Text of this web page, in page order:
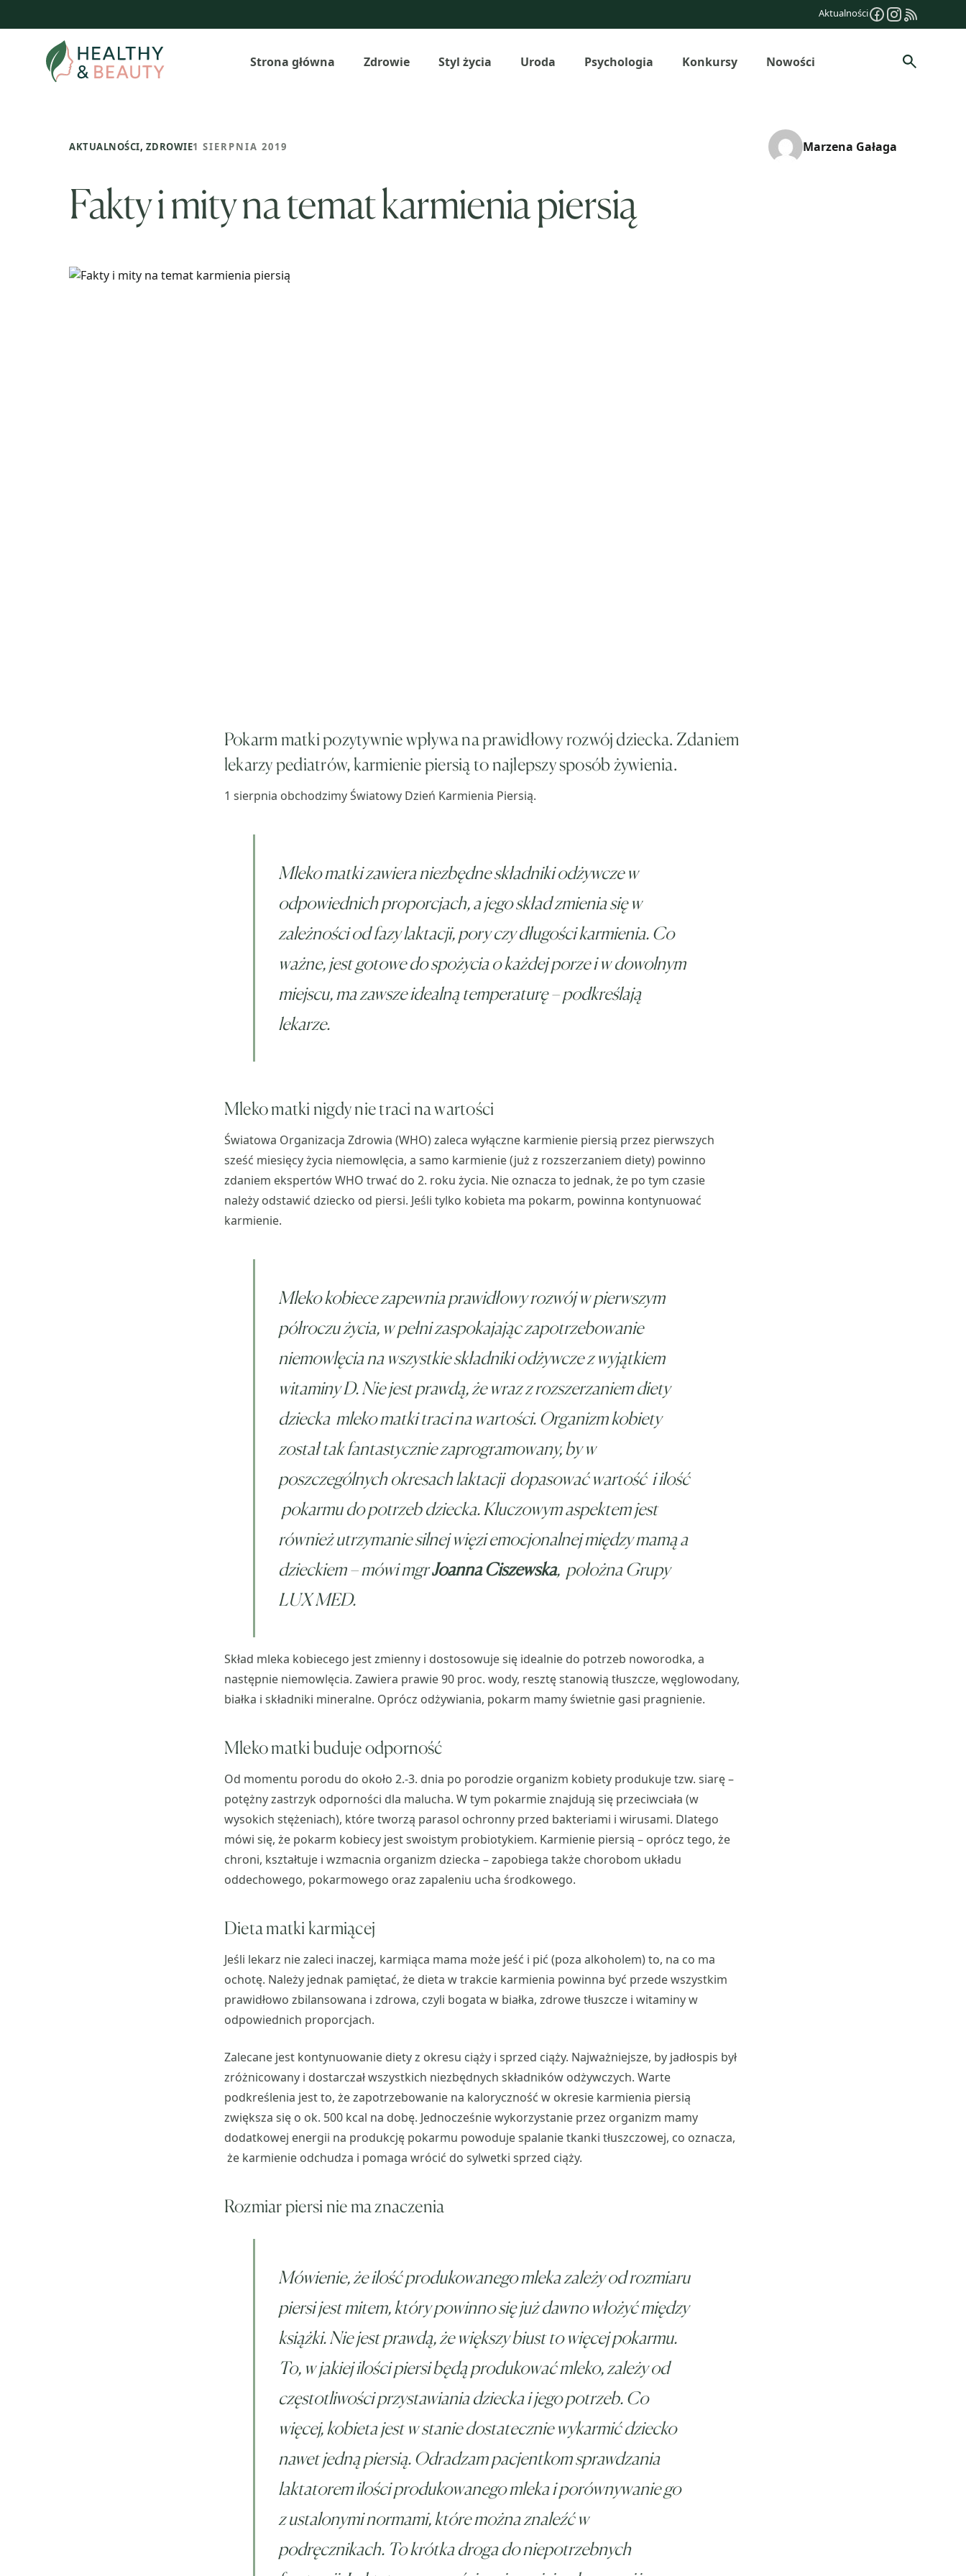
do
Aktualności
Strona główna Zdrowie Styl życia Uroda Psychologia Konkursy Nowości Szukaj
AKTUALNOŚCI, ZDROWIE1 SIERPNIA 2019 Marzena Gałaga
Fakty i mity na temat karmienia piersią
Pokarm matki pozytywnie wpływa na prawidłowy rozwój dziecka. Zdaniem
lekarzy pediatrów, karmienie piersią to najlepszy sposób żywienia.
1 sierpnia obchodzimy Światowy Dzień Karmienia Piersią.
Mleko matki zawiera niezbędne składniki odżywcze w
odpowiednich proporcjach, a jego skład zmienia się w
zależności od fazy laktacji, pory czy długości karmienia. Co
ważne, jest gotowe do spożycia o każdej porze i w dowolnym
miejscu, ma zawsze idealną temperaturę – podkreślają
lekarze.
Mleko matki nigdy nie traci na wartości
Światowa Organizacja Zdrowia (WHO) zaleca wyłączne karmienie piersią przez pierwszych
sześć miesięcy życia niemowlęcia, a samo karmienie (już z rozszerzaniem diety) powinno
zdaniem ekspertów WHO trwać do 2. roku życia. Nie oznacza to jednak, że po tym czasie
należy odstawić dziecko od piersi. Jeśli tylko kobieta ma pokarm, powinna kontynuować
karmienie.
Mleko kobiece zapewnia prawidłowy rozwój w pierwszym
półroczu życia, w pełni zaspokajając zapotrzebowanie
niemowlęcia na wszystkie składniki odżywcze z wyjątkiem
witaminy D. Nie jest prawdą, że wraz z rozszerzaniem diety
dziecka mleko matki traci na wartości. Organizm kobiety
został tak fantastycznie zaprogramowany, by w
poszczególnych okresach laktacji dopasować wartość i ilość
pokarmu do potrzeb dziecka. Kluczowym aspektem jest
również utrzymanie silnej więzi emocjonalnej między mamą a
dzieckiem – mówi mgrJoanna Ciszewska, położna Grupy
LUX MED.
Skład mleka kobiecego jest zmienny i dostosowuje się idealnie do potrzeb noworodka, a
następnie niemowlęcia. Zawiera prawie 90 proc. wody, resztę stanowią tłuszcze, węglowodany,
białka i składniki mineralne. Oprócz odżywiania, pokarm mamy świetnie gasi pragnienie.
Mleko matki buduje odporność
Od momentu porodu do około 2.-3. dnia po porodzie organizm kobiety produkuje tzw. siarę –
potężny zastrzyk odporności dla malucha. W tym pokarmie znajdują się przeciwciała (w
wysokich stężeniach), które tworzą parasol ochronny przed bakteriami i wirusami. Dlatego
mówi się, że pokarm kobiecy jest swoistym probiotykiem. Karmienie piersią – oprócz tego, że
chroni, kształtuje i wzmacnia organizm dziecka – zapobiega także chorobom układu
oddechowego, pokarmowego oraz zapaleniu ucha środkowego.
Dieta matki karmiącej
Jeśli lekarz nie zaleci inaczej, karmiąca mama może jeść i pić (poza alkoholem) to, na co ma
ochotę. Należy jednak pamiętać, że dieta w trakcie karmienia powinna być przede wszystkim
prawidłowo zbilansowana i zdrowa, czyli bogata w białka, zdrowe tłuszcze i witaminy w
odpowiednich proporcjach.
Zalecane jest kontynuowanie diety z okresu ciąży i sprzed ciąży. Najważniejsze, by jadłospis był
zróżnicowany i dostarczał wszystkich niezbędnych składników odżywczych. Warte
podkreślenia jest to, że zapotrzebowanie na kaloryczność w okresie karmienia piersią
zwiększa się o ok. 500 kcal na dobę. Jednocześnie wykorzystanie przez organizm mamy
dodatkowej energii na produkcję pokarmu powoduje spalanie tkanki tłuszczowej, co oznacza,
że karmienie odchudza i pomaga wrócić do sylwetki sprzed ciąży.
Rozmiar piersi nie ma znaczenia
Mówienie, że ilość produkowanego mleka zależy od rozmiaru
piersi jest mitem, który powinno się już dawno włożyć między
książki. Nie jest prawdą, że większy biust to więcej pokarmu.
To, w jakiej ilości piersi będą produkować mleko, zależy od
częstotliwości przystawiania dziecka i jego potrzeb. Co
więcej, kobieta jest w stanie dostatecznie wykarmić dziecko
nawet jedną piersią. Odradzam pacjentkom sprawdzania
laktatorem ilości produkowanego mleka i porównywanie go
z ustalonymi normami, które można znaleźć w
podręcznikach. To krótka droga do niepotrzebnych